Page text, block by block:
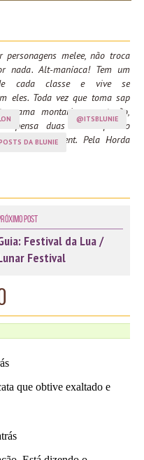
personagens melee, não troca
nada. Alt-maníaca! Tem um
de cada classe e vive se
eles. Toda vez que toma sap
ama montarias, reputação,
pensa duas vezes quando
achievement. Pela Horda
@ITSBLUNIE
DA BLUNIE
Post
Festival da Lua /
Festival